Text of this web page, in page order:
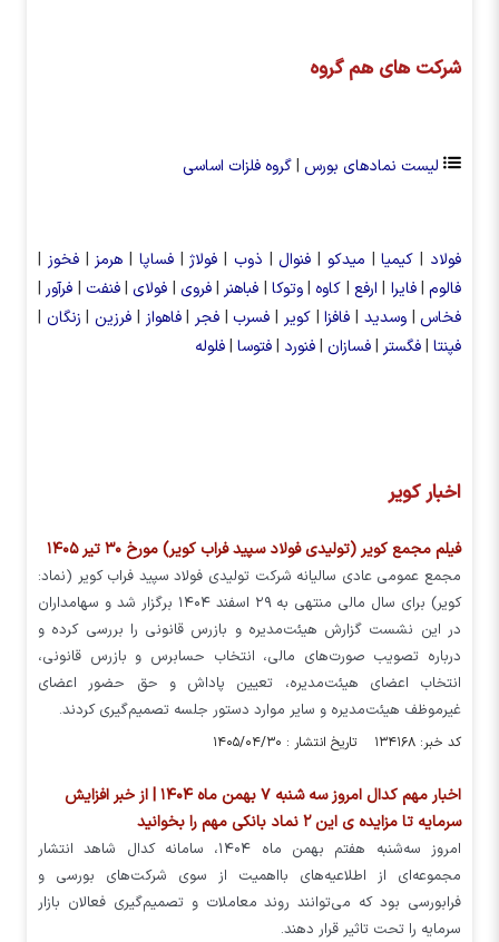
شرکت های هم گروه
لیست نمادهای بورس | گروه فلزات اساسی
فولاد | کیمیا | میدکو | فنوال | ذوب | فولاژ | فساپا | هرمز | فخوز |
فالوم| فایرا | ارفع | کاوه | وتوکا | فباهنر | فروی | فولای | فنفت | فرآور |
فخاس | وسدید | فافزا | کویر | فسرب | فجر | فاهواز | فرزین | زنگان |
فپنتا | فگستر | فسازان | فنورد | فتوسا | فلوله
اخبار کویر
فیلم مجمع کویر (تولیدی فولاد سپید فراب کویر) مورخ ۳۰ تیر ۱۴۰۵
مجمع عمومی عادی سالیانه شرکت تولیدی فولاد سپید فراب کویر (نماد:
کویر) برای سال مالی منتهی به ۲۹ اسفند ۱۴۰۴ برگزار شد و سهامداران
در این نشست گزارش هیئت‌مدیره و بازرس قانونی را بررسی کرده و
درباره تصویب صورت‌های مالی، انتخاب حسابرس و بازرس قانونی،
انتخاب اعضای هیئت‌مدیره، تعیین پاداش و حق حضور اعضای
غیرموظف هیئت‌مدیره و سایر موارد دستور جلسه تصمیم‌گیری کردند.
کد خبر: ۱۳۴۱۶۸ تاریخ انتشار : ۱۴۰۵/۰۴/۳۰
اخبار مهم کدال امروز سه شنبه ۷ بهمن ماه ۱۴۰۴ | از خبر افزایش
سرمایه تا مزایده ی این ۲ نماد بانکی مهم را بخوانید
امروز سه‌شنبه هفتم بهمن ماه ۱۴۰۴، سامانه کدال شاهد انتشار
مجموعه‌ای از اطلاعیه‌های بااهمیت از سوی شرکت‌های بورسی و
فرابورسی بود که می‌توانند روند معاملات و تصمیم‌گیری فعالان بازار
سرمایه را تحت تاثیر قرار دهند.